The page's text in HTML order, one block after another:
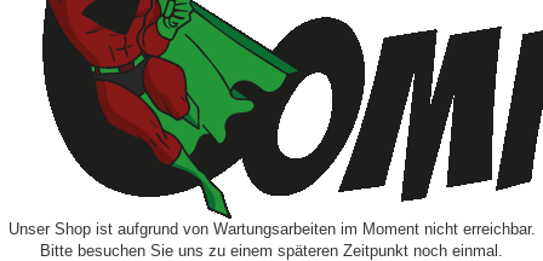
Unser Shop ist aufgrund von Wartungsarbeiten im Moment nicht erreichbar.
Bitte besuchen Sie uns zu einem späteren Zeitpunkt noch einmal.